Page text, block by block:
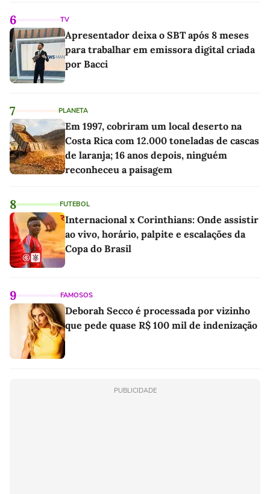
6 TV
Apresentador deixa o SBT após 8 meses
para trabalhar em emissora digital criada
por Bacci
7 PLANETA
Em 1997, cobriram um local deserto na
Costa Rica com 12.000 toneladas de cascas
de laranja; 16 anos depois, ninguém
reconheceu a paisagem
8 FUTEBOL
Internacional x Corinthians: Onde assistir
ao vivo, horário, palpite e escalações da
Copa do Brasil
9 FAMOSOS
Deborah Secco é processada por vizinho
que pede quase R$ 100 mil de indenização
PUBLICIDADE